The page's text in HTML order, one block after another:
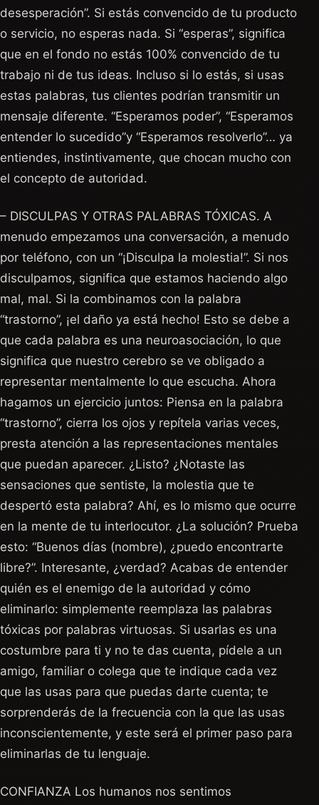
desesperación”. Si estás convencido de tu producto
o servicio, no esperas nada. Si “esperas”, significa
que en el fondo no estás 100% convencido de tu
trabajo ni de tus ideas. Incluso si lo estás, si usas
estas palabras, tus clientes podrían transmitir un
mensaje diferente. “Esperamos poder”, “Esperamos
entender lo sucedido”y “Esperamos resolverlo”… ya
entiendes, instintivamente, que chocan mucho con
el concepto de autoridad.
– DISCULPAS Y OTRAS PALABRAS TÓXICAS. A
menudo empezamos una conversación, a menudo
por teléfono, con un “¡Disculpa la molestia!”. Si nos
disculpamos, significa que estamos haciendo algo
mal, mal. Si la combinamos con la palabra
“trastorno”, ¡el daño ya está hecho! Esto se debe a
que cada palabra es una neuroasociación, lo que
significa que nuestro cerebro se ve obligado a
representar mentalmente lo que escucha. Ahora
hagamos un ejercicio juntos: Piensa en la palabra
“trastorno”, cierra los ojos y repítela varias veces,
presta atención a las representaciones mentales
que puedan aparecer. ¿Listo? ¿Notaste las
sensaciones que sentiste, la molestia que te
despertó esta palabra? Ahí, es lo mismo que ocurre
en la mente de tu interlocutor. ¿La solución? Prueba
esto: “Buenos días (nombre), ¿puedo encontrarte
libre?”. Interesante, ¿verdad? Acabas de entender
quién es el enemigo de la autoridad y cómo
eliminarlo: simplemente reemplaza las palabras
tóxicas por palabras virtuosas. Si usarlas es una
costumbre para ti y no te das cuenta, pídele a un
amigo, familiar o colega que te indique cada vez
que las usas para que puedas darte cuenta; te
sorprenderás de la frecuencia con la que las usas
inconscientemente, y este será el primer paso para
eliminarlas de tu lenguaje.
CONFIANZA Los humanos nos sentimos